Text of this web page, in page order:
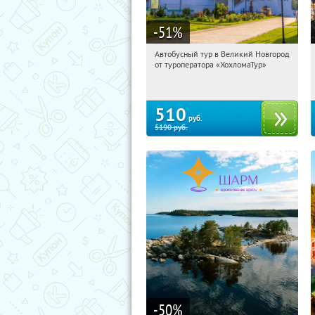
-51%
18:48:00 Купили:2
Автобусный тур в Великий Новгород
от туроператора «ХохломаТур»
510 руб.
5190руб.
-50%